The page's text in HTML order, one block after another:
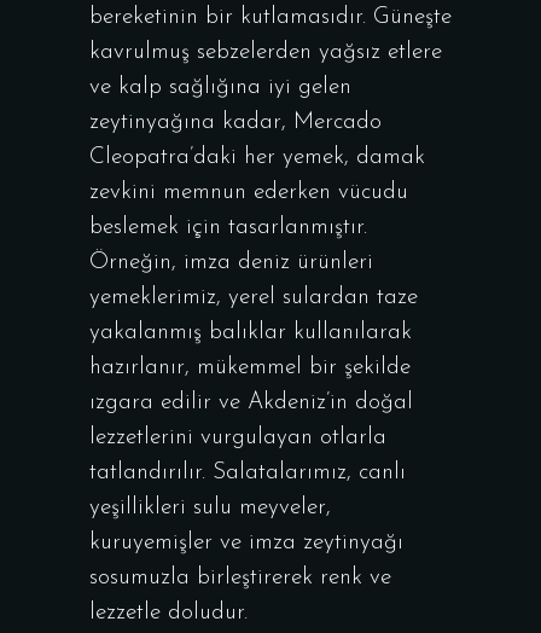
bereketinin bir kutlamasıdır. Güneşte
kavrulmuş sebzelerden yağsız etlere
ve kalp sağlığına iyi gelen
zeytinyağına kadar, Mercado
Cleopatra’daki her yemek, damak
zevkini memnun ederken vücudu
beslemek için tasarlanmıştır.
Örneğin, imza deniz ürünleri
yemeklerimiz, yerel sulardan taze
yakalanmış balıklar kullanılarak
hazırlanır, mükemmel bir şekilde
ızgara edilir ve Akdeniz’in doğal
lezzetlerini vurgulayan otlarla
tatlandırılır. Salatalarımız, canlı
yeşillikleri sulu meyveler,
kuruyemişler ve imza zeytinyağı
sosumuzla birleştirerek renk ve
lezzetle doludur.